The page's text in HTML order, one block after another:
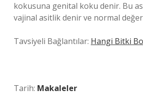
kokusuna genital koku denir. Bu
vajinal asitlik denir ve normal
Tavsiyeli Bağlantılar: Hangi Bitki
Tarih: Makaleler